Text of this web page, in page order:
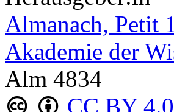
Almanach, Petit
Akademie der
Alm 4834
CC BY 4.0